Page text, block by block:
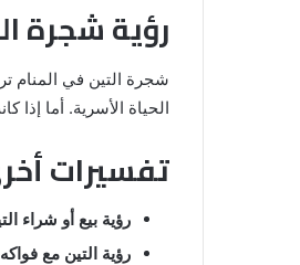
رؤية شجرة
شجرة التين في المنام
الحياة الأسرية. أما
تفسيرات
رؤية بيع أو شراء
رؤية التين مع